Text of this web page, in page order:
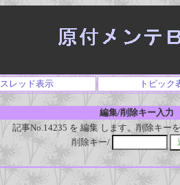
スレッド表示 トピック
編集/削除キー入力
記事No.14235 を 編集 します。削除キー
削除キー/